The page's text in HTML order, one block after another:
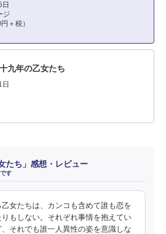
ジ
＋税）
九年の乙女たち
たち」感想・レビュー
す
女たちは、カンコも含めて誰も恋を
りもしない。それぞれ事情を抱えてい
それでも誰一人異性の姿を意識しな